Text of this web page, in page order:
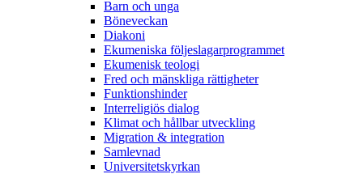
Barn och unga
Böneveckan
Diakoni
Ekumeniska följeslagarprogrammet
Ekumenisk teologi
Fred och mänskliga rättigheter
Funktionshinder
Interreligiös dialog
Klimat och hållbar utveckling
Migration & integration
Samlevnad
Universitetskyrkan